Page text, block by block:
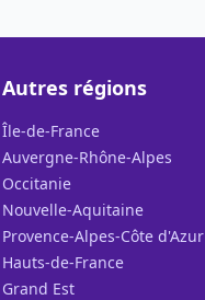
Autres régions
Île-de-France
Auvergne-Rhône-Alpes
Occitanie
Nouvelle-Aquitaine
Provence-Alpes-Côte d'Azur
Hauts-de-France
Grand Est